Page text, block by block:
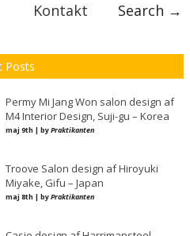
Kontakt Search →
Posts
Permy Mi Jang Won salon design af
M4 Interior Design, Suji-gu – Korea
maj 9th | byPraktikanten
Troove Salon design af Hiroyuki
Miyake, Gifu – Japan
maj 8th | byPraktikanten